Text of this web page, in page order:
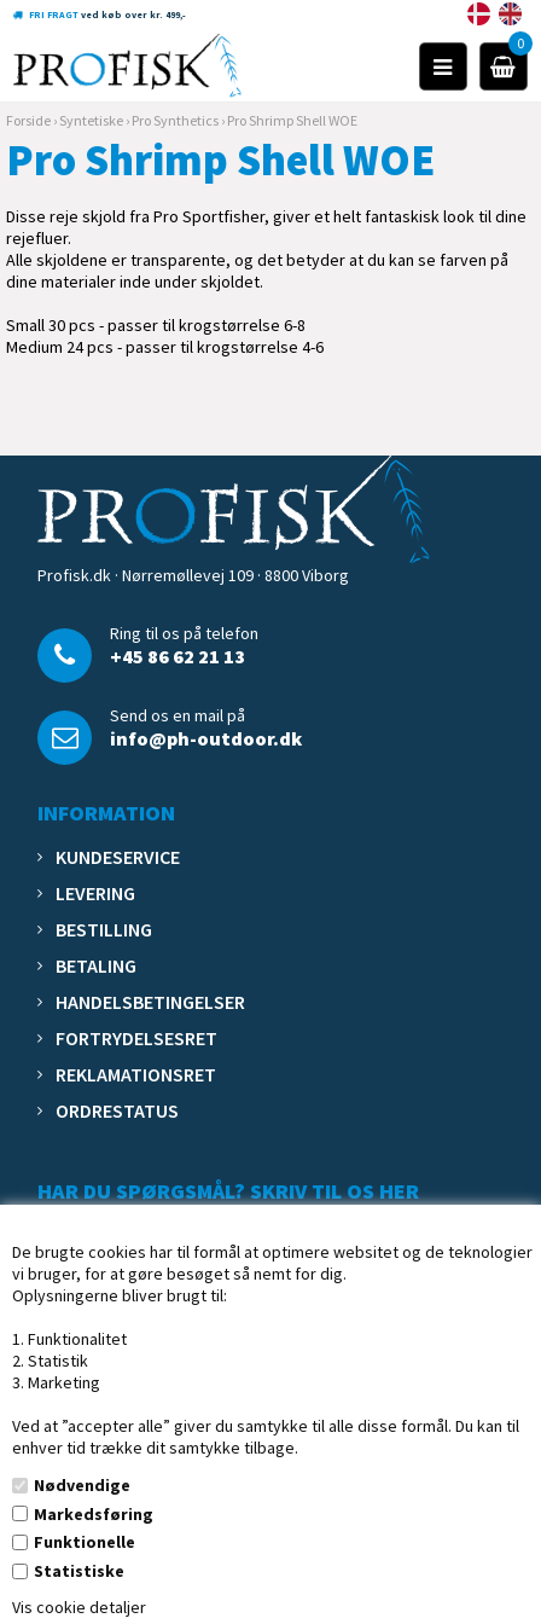
De brugte cookies har til formål at optimere websitet og de teknologier
vi bruger, for at gøre besøget så nemt for dig.
Oplysningerne bliver brugt til:
1. Funktionalitet
2. Statistik
3. Marketing
Ved at ”accepter alle” giver du samtykke til alle disse formål. Du kan til
enhver tid trække dit samtykke tilbage.
Nødvendige
Markedsføring
Funktionelle
Statistiske
Vis cookie detaljer
FRI FRAGT ved køb over kr. 499,-
0
Forside › Syntetiske › Pro Synthetics › Pro Shrimp Shell WOE
Pro Shrimp Shell WOE
Disse reje skjold fra Pro Sportfisher, giver et helt fantaskisk look til dine
rejefluer.
Alle skjoldene er transparente, og det betyder at du kan se farven på
dine materialer inde under skjoldet.
Small 30 pcs - passer til krogstørrelse 6-8
Medium 24 pcs - passer til krogstørrelse 4-6
Profisk.dk · Nørremøllevej 109 · 8800 Viborg
Ring til os på telefon
+45 86 62 21 13
Send os en mail på
info@ph-outdoor.dk
INFORMATION
KUNDESERVICE
LEVERING
BESTILLING
BETALING
HANDELSBETINGELSER
FORTRYDELSESRET
REKLAMATIONSRET
ORDRESTATUS
HAR DU SPØRGSMÅL? SKRIV TIL OS HER